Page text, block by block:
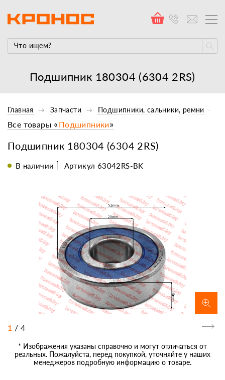
Подшипник 180304 (6304 2RS)
Главная Запчасти Подшипники, сальники, ремни
Подшипник 180304 (6304 2RS)
Все товары «Подшипники»
В наличии Артикул 63042RS-BK
1 / 4
* Изображения указаны справочно и могут отличаться от
реальных. Пожалуйста, перед покупкой, уточняйте у наших
менеджеров подробную информацию о товаре.